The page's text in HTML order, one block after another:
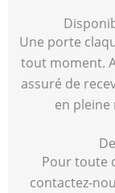
Une porte
tout moment.
assuré de
en
Pour toute
contactez-